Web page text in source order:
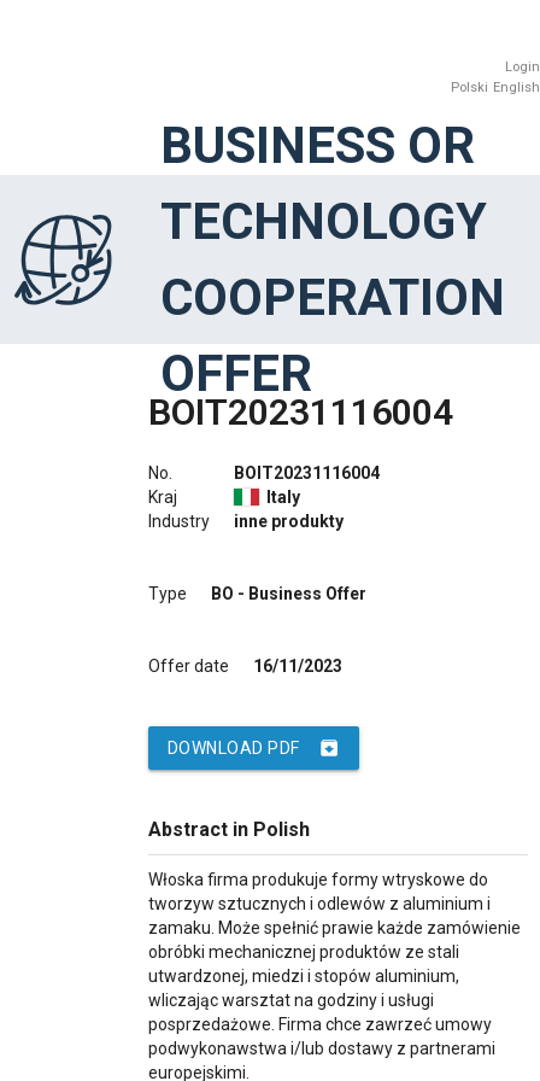
Login
Polski English
BUSINESS OR
TECHNOLOGY
COOPERATION
OFFER
BOIT20231116004
No.
Kraj
Industry
BOIT20231116004
Italy
inne produkty
Type BO - Business Offer
Offer date 16/11/2023
archive
DOWNLOAD PDF
Abstract in Polish
Włoska firma produkuje formy wtryskowe do
tworzyw sztucznych i odlewów z aluminium i
zamaku. Może spełnić prawie każde zamówienie
obróbki mechanicznej produktów ze stali
utwardzonej, miedzi i stopów aluminium,
wliczając warsztat na godziny i usługi
posprzedażowe. Firma chce zawrzeć umowy
podwykonawstwa i/lub dostawy z partnerami
europejskimi.